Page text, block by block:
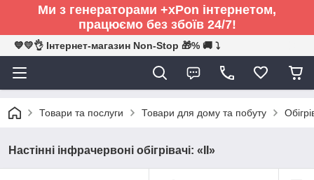
Ми з генераторами +xPon інтернетом,
працюємо без збоїв 24/7!
💙💛👌 Інтернет-магазин Non-Stop 🎁% 🚚 ⤵
Товари та послуги Товари для дому та побуту
Настінні інфрачервоні обігрівачі: «II»